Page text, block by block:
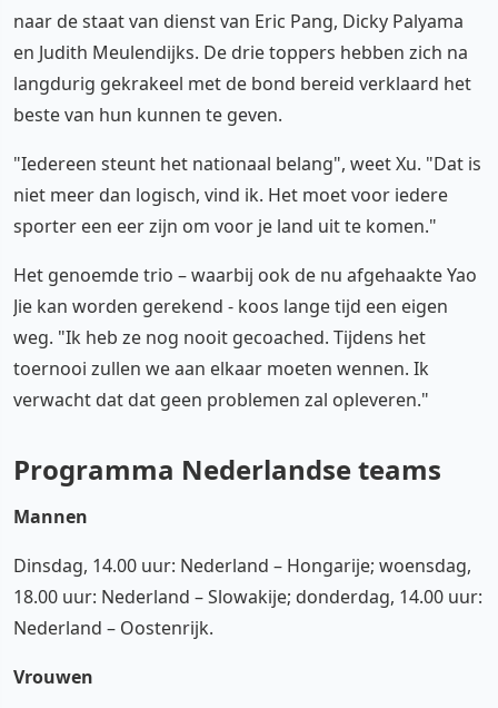
naar de staat van dienst van Eric Pang, Dicky Palyama
en Judith Meulendijks. De drie toppers hebben zich na
langdurig gekrakeel met de bond bereid verklaard het
beste van hun kunnen te geven.
"Iedereen steunt het nationaal belang", weet Xu. "Dat is
niet meer dan logisch, vind ik. Het moet voor iedere
sporter een eer zijn om voor je land uit te komen."
Het genoemde trio – waarbij ook de nu afgehaakte Yao
Jie kan worden gerekend - koos lange tijd een eigen
weg. "Ik heb ze nog nooit gecoached. Tijdens het
toernooi zullen we aan elkaar moeten wennen. Ik
verwacht dat dat geen problemen zal opleveren."
Programma Nederlandse teams
Mannen
Dinsdag, 14.00 uur: Nederland – Hongarije; woensdag,
18.00 uur: Nederland – Slowakije; donderdag, 14.00 uur:
Nederland – Oostenrijk.
Vrouwen